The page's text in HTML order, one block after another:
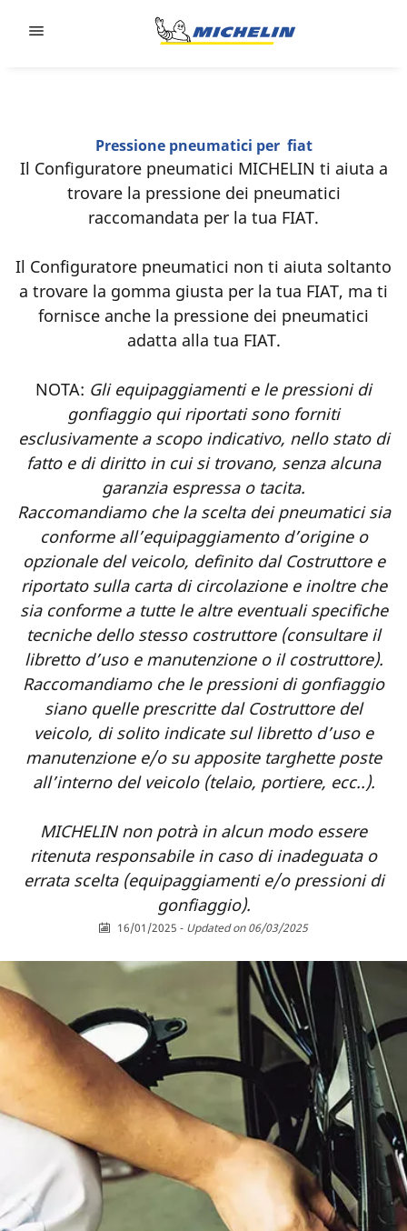
Pressione pneumatici per fiat
‎Il Configuratore pneumatici MICHELIN ti aiuta a
trovare la pressione dei pneumatici
raccomandata per la tua FIAT.
Il Configuratore pneumatici non ti aiuta soltanto
a trovare la gomma giusta per la tua FIAT, ma ti
fornisce anche la pressione dei pneumatici
adatta alla tua FIAT.
NOTA: Gli equipaggiamenti e le pressioni di
gonfiaggio qui riportati sono forniti
esclusivamente a scopo indicativo, nello stato di
fatto e di diritto in cui si trovano, senza alcuna
garanzia espressa o tacita.
Raccomandiamo che la scelta dei pneumatici sia
conforme all’equipaggiamento d’origine o
opzionale del veicolo, definito dal Costruttore e
riportato sulla carta di circolazione e inoltre che
sia conforme a tutte le altre eventuali specifiche
tecniche dello stesso costruttore (consultare il
libretto d’uso e manutenzione o il costruttore).
Raccomandiamo che le pressioni di gonfiaggio
siano quelle prescritte dal Costruttore del
veicolo, di solito indicate sul libretto d’uso e
manutenzione e/o su apposite targhette poste
all’interno del veicolo (telaio, portiere, ecc..).
MICHELIN non potrà in alcun modo essere
ritenuta responsabile in caso di inadeguata o
errata scelta (equipaggiamenti e/o pressioni di
gonfiaggio).
16/01/2025 - Updated on 06/03/2025